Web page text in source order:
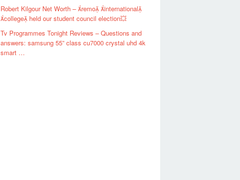
Robert Kilgour Net Worth – remo international
college held our student council election💥
Tv Programmes Tonight Reviews – Questions and
answers: samsung 55” class cu7000 crystal uhd 4k
smart …